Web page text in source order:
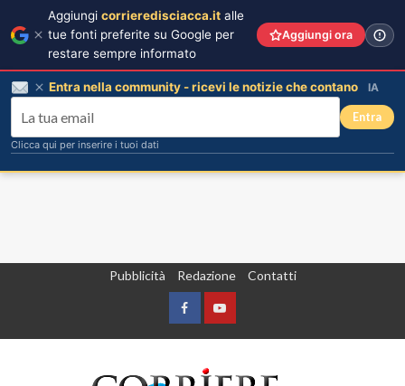
Pubblicità Redazione Contatti
FacebookYountube
Aggiungi corrieredisciacca.it alle
tue fonti preferite su Google per
restare sempre informato
Aggiungi ora
Entra nella community - ricevi le notizie che contano IA
Entra
Clicca qui per inserire i tuoi dati